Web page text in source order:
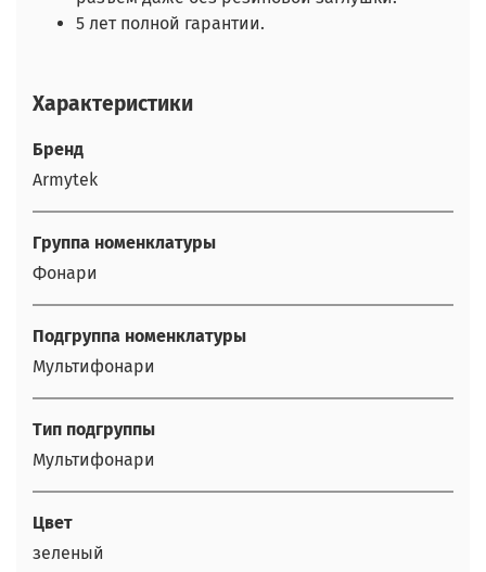
5 лет полной гарантии.
Характеристики
Бренд
Armytek
Группа номенклатуры
Фонари
Подгруппа номенклатуры
Мультифонари
Тип подгруппы
Мультифонари
Цвет
зеленый